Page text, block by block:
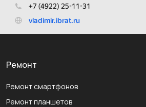
Ремонт
Ремонт смартфонов
Ремонт планшетов